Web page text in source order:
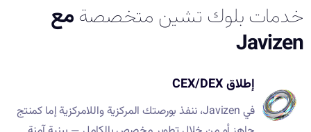
خدمات بلوك تشين متخصصةمع
Javizen
إطلاق CEX/DEX
في Javizen، ننفذ بورصتك المركزية واللامركزية إما كمنتج